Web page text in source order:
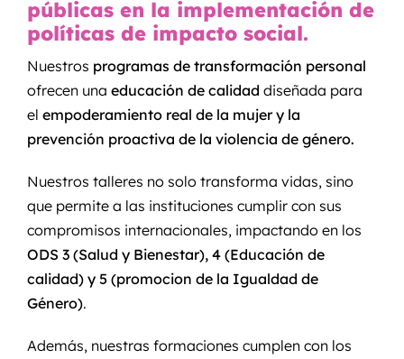
públicas en la implementación de
políticas de impacto social.
Nuestros programas de transformación personal
ofrecen una educación de calidad diseñada para
el empoderamiento real de la mujer y la
prevención proactiva de la violencia de género.
Nuestros talleres no solo transforma vidas, sino
que permite a las instituciones cumplir con sus
compromisos internacionales, impactando en los
ODS 3 (Salud y Bienestar), 4 (Educación de
calidad) y 5 (promocion de la Igualdad de
Género).
Además, nuestras formaciones cumplen con los